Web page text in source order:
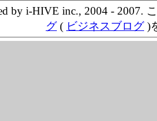
by i-HIVE inc., 2004 - 2007.
グ( ビジネスブログ)